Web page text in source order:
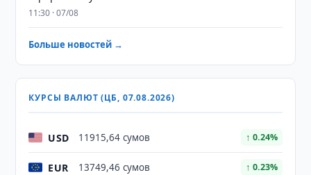
11:30 · 07/08
Больше новостей →
КУРСЫ ВАЛЮТ (ЦБ, 07.08.2026)
USD 11915,64 сумов ↑ 0.24%
EUR 13749,46 сумов ↑ 0.23%